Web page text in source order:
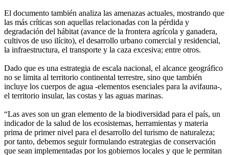
El documento también analiza las amenazas actuales, mostrando que
las más críticas son aquellas relacionadas con la pérdida y
degradación del hábitat (avance de la frontera agrícola y ganadera,
cultivos de uso ilícito), el desarrollo urbano comercial y residencial,
la infraestructura, el transporte y la caza excesiva; entre otros.
Dado que es una estrategia de escala nacional, el alcance geográfico
no se limita al territorio continental terrestre, sino que también
incluye los cuerpos de agua -elementos esenciales para la avifauna-,
el territorio insular, las costas y las aguas marinas.
“Las aves son un gran elemento de la biodiversidad para el país, un
indicador de la salud de los ecosistemas, herramientas y materia
prima de primer nivel para el desarrollo del turismo de naturaleza;
por tanto, debemos seguir formulando estrategias de conservación
que sean implementadas por los gobiernos locales y que le permitan